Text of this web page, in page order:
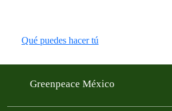
Qué puedes hacer tú
Greenpeace México